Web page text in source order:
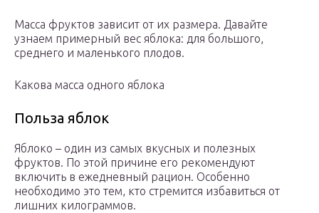
Масса фруктов зависит от их размера. Давайте
узнаем примерный вес яблока: для большого,
среднего и маленького плодов.
Какова масса одного яблока
Польза яблок
Яблоко – один из самых вкусных и полезных
фруктов. По этой причине его рекомендуют
включить в ежедневный рацион. Особенно
необходимо это тем, кто стремится избавиться от
лишних килограммов.